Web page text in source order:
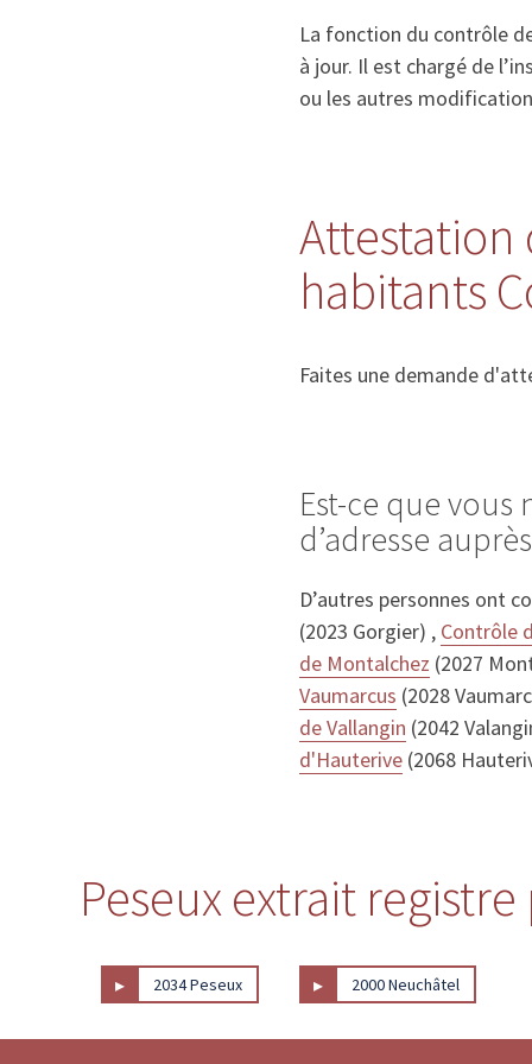
La fonction du contrôle
à jour. Il est chargé de
ou les autres
Attestation
habitants
Faites une demande
Est-ce que
d’adresse
D’autres personnes ont
(2023 Gorgier) , Contrôle
de Montalchez (2027
Vaumarcus (2028
de Vallangin (2042
d'Hauterive (2068
Peseux extrait
▸ 2034 Peseux ▸ 2000 Neuchâtel